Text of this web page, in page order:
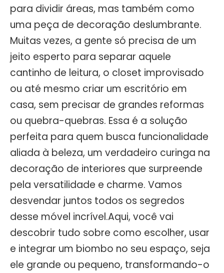
para dividir áreas, mas também como
uma peça de decoração deslumbrante.
Muitas vezes, a gente só precisa de um
jeito esperto para separar aquele
cantinho de leitura, o closet improvisado
ou até mesmo criar um escritório em
casa, sem precisar de grandes reformas
ou quebra-quebras. Essa é a solução
perfeita para quem busca funcionalidade
aliada à beleza, um verdadeiro curinga na
decoração de interiores que surpreende
pela versatilidade e charme. Vamos
desvendar juntos todos os segredos
desse móvel incrível.Aqui, você vai
descobrir tudo sobre como escolher, usar
e integrar um biombo no seu espaço, seja
ele grande ou pequeno, transformando-o